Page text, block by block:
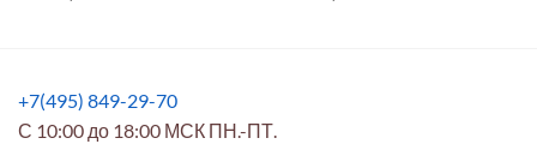
+7(495) 849-29-70
С 10:00 до 18:00 МСК ПН.-ПТ.